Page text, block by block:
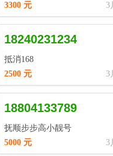
3
3300 元
18240231234
抵消168
3
2500 元
18804133789
抚顺步步高小靓号
3
5000 元